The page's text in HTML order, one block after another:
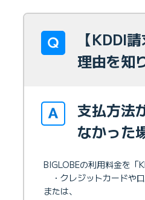
【KDDI
理由を知
支払方法
なかった
BIGLOBEの利用料金を「
・クレジットカードや
または、